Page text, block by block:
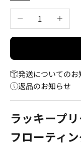
数量を減らす 数量を増
発送についてのお
返品のお知らせ
ラッキープ
フローティ